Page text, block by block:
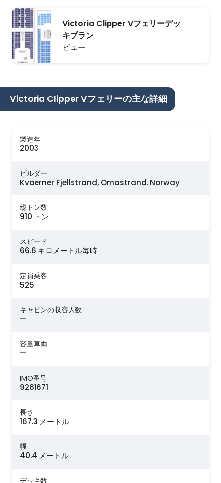
Victoria Clipper Vフェリーデッ
キプラン
ビュー
Victoria Clipper Vフェリーの主な詳細
製造年
2003
ビルダー
Kvaerner Fjellstrand, Omastrand, Norway
総トン数
910 トン
スピード
66.6 キロメートル毎時
定員乗客
525
キャビンの収容人数
—
容量車両
—
IMO番号
9281671
長さ
167.3 メートル
幅
40.4 メートル
デッキ数